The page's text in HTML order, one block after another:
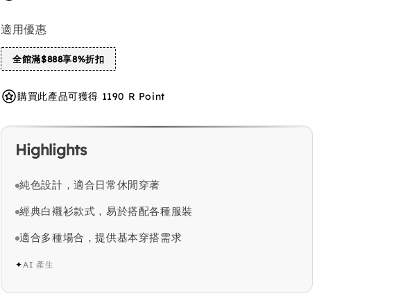
適用優惠
全館滿$888享8%折扣
購買此產品可獲得 1190 R Point
Highlights
純色設計，適合日常休閒穿著
經典白襯衫款式，易於搭配各種服裝
適合多種場合，提供基本穿搭需求
✦AI 產生